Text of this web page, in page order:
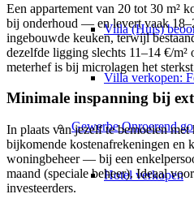
Villa (Huis)
Villa verkopen:
GewerbeOnroerend
Hotel verkopen
Een appartement van 20 tot 30 m²
bij onderhoud — en levert vaak
ingebouwde keuken, terwijl
dezelfde ligging slechts 11–14 €/m²
meterhef is bij microlagen het
Minimale inspanning bij
In plaats van jezelf te bemoeien met
bijkomende kostenafrekeningen en
woningbeheer — bij een
maand (speciale beheer). Ideaal
investeerders.